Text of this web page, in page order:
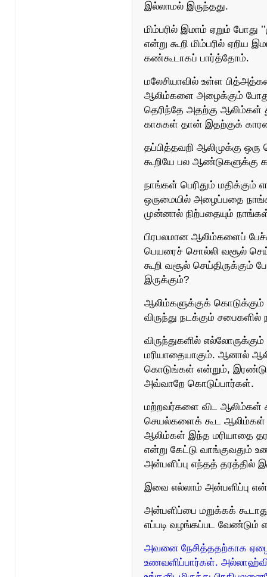
இல்லாமல் இருந்தது.
மிம்பரில் இமாம் ஏறும் போது
என்று கூறி மிம்பரில்
கண்கூடாகப் பார்த்தோம்.
மலேசியாவில் உள்ள
ஆலிம்களை அழைக்கும்
தெரிந்தே அதற்கு
காசுகள் தான் இதற்குக்
தப்பித்தவறி ஆலிமுக்கு
கூறியே பல ஆண்டுகளுக்கு
நாங்கள் பெரிதும்
ஒருமையில் அழைப்பதை
முன்னால் நிற்பதையும்
பிரபலமான ஆலிம்களைப்
பெயரைச் சொல்லி வசூல்
கூறி வசூல்
இருக்கும்?
ஆலிம்களுக்குக் கொடுக்கும்
விருந்து நடக்கும்
விருந்துகளில்
மரியாதையாகும். ஆனால்
கொடுங்கள் என்றும்,
அவ்வாறே கொடுப்பார்கள்.
மற்றவர்களை விட ஆலிம்கள்
செயல்களைக் கூட ஆலிம்கள்
ஆலிம்கள் இந்த மரியாதை
என்று கேட்டு வாங்குவதும்
அன்பளிப்பு எந்தத் தரத்தில்
இவை எல்லாம் அன்பளிப்பு
அன்பளிப்பை மறுக்கக்
எப்படி வழங்கப்பட வேண்டும்
அவனை நேசித்ததற்காக
உணவளிப்பார்கள்.